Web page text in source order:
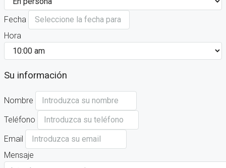
Fecha
Hora
Su información
Nombre
Teléfono
Email
Mensaje